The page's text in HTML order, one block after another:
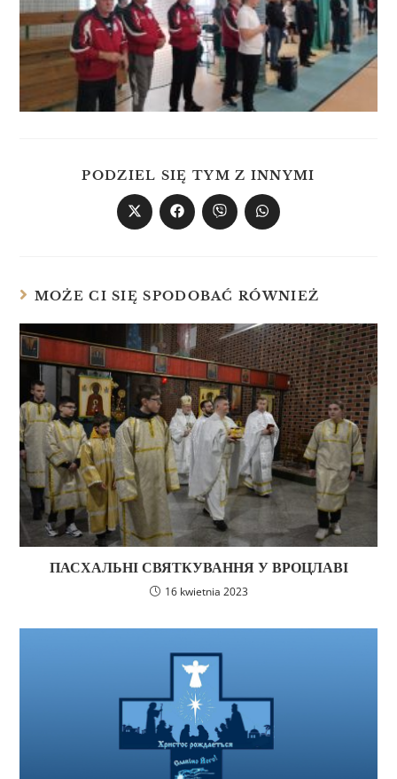
PODZIEL SIĘ TYM Z INNYMI
MOŻE CI SIĘ SPODOBAĆ RÓWNIEŻ
ПАСХАЛЬНІ СВЯТКУВАННЯ У ВРОЦЛАВІ
16 kwietnia 2023